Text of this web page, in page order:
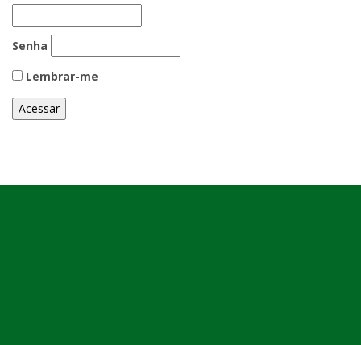
Senha
Lembrar-me